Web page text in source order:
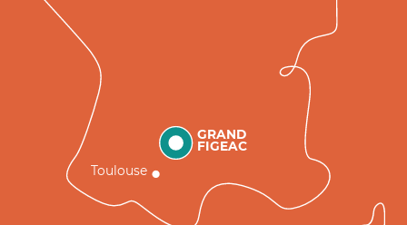
GRAND
FIGEAC
Toulouse